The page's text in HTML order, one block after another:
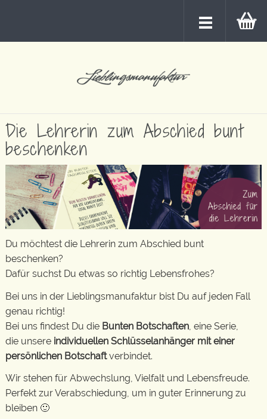
Die Lehrerin zum Abschied bunt
beschenken
Du möchtest die Lehrerin zum Abschied bunt
beschenken?
Dafür suchst Du etwas so richtig Lebensfrohes?
Bei uns in der Lieblingsmanufaktur bist Du auf jeden Fall
genau richtig!
Bei uns findest Du die Bunten Botschaften , eine Serie,
die unsere individuellen Schlüsselanhänger mit einer
persönlichen Botschaftverbindet.
Wir stehen für Abwechslung, Vielfalt und Lebensfreude.
Perfekt zur Verabschiedung, um in guter Erinnerung zu
bleiben 🙂